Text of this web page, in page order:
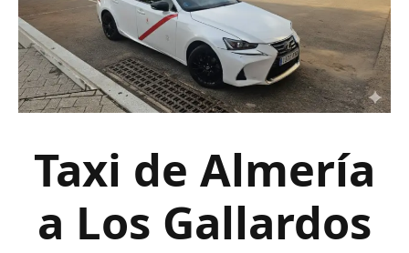
Taxi de Almería
a Los Gallardos